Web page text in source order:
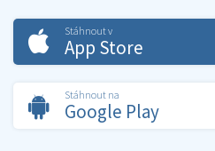
Stáhnout v
App Store
Stáhnout na
Google Play